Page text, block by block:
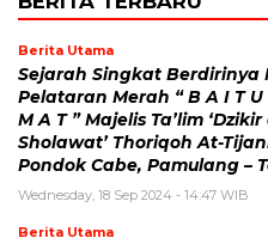
Berita Utama
Sejarah Singkat Berdirinya
Pelataran Merah “ B A I T U
M A T ” Majelis Ta’lim
Sholawat’ Thoriqoh At-
Pondok Cabe, Pamulang –
Wednesday, 18 Sep 2024 - 14:47 WIB
Berita Utama